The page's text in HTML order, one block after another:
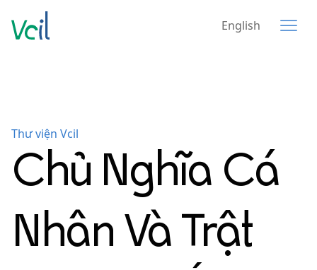
English
Thư viện Vcil
Chủ Nghĩa Cá
Nhân Và Trật